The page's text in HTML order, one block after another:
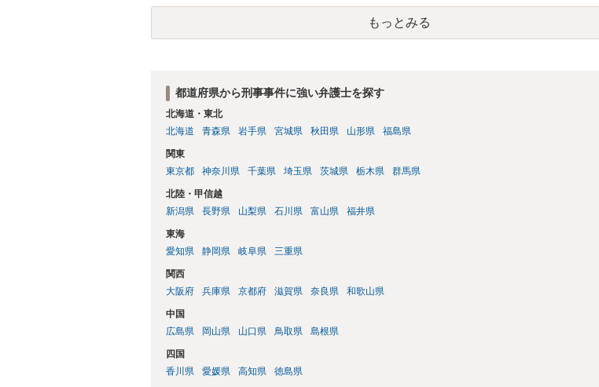
もっとみる
都道府県から刑事事件に強い弁護士を探す
北海道・東北
北海道
青森県 岩手県 宮城県 秋田県 山形県 福島県
関東
東京都
神奈川県 千葉県 埼玉県 茨城県 栃木県 群馬県
北陸・甲信越
新潟県
長野県 山梨県 石川県 富山県 福井県
東海
愛知県
静岡県 岐阜県 三重県
関西
大阪府
兵庫県 京都府 滋賀県 奈良県 和歌山県
中国
広島県
岡山県 山口県 鳥取県 島根県
四国
香川県
愛媛県 高知県 徳島県